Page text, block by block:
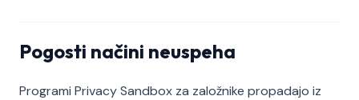
Pogosti načini neuspeha
Programi Privacy Sandbox za založnike propadajo iz